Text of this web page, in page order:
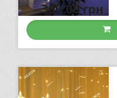
360,00грн